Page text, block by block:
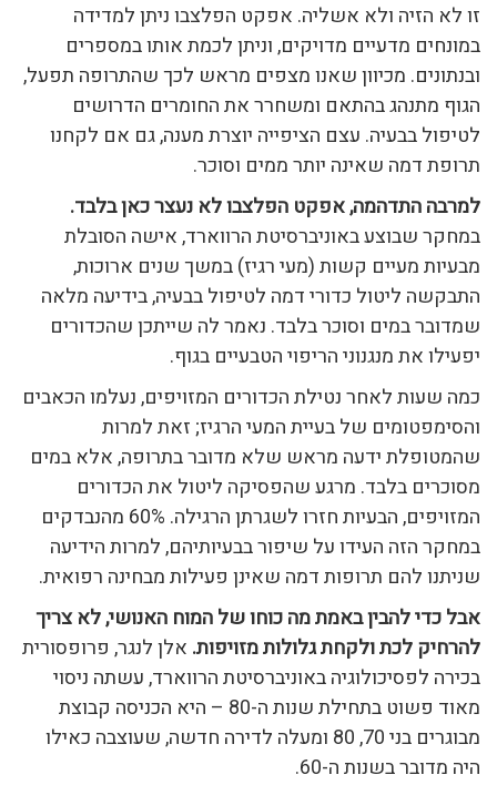
זו לא הזיה ולא אשליה. אפקט הפלצבו ניתן למדידה
במונחים מדעיים מדויקים, וניתן לכמת אותו במספרים
ובנתונים. מכיוון שאנו מצפים מראש לכך שהתרופה תפעל,
הגוף מתנהג בהתאם ומשחרר את החומרים הדרושים
לטיפול בבעיה. עצם הציפייה יוצרת מענה, גם אם לקחנו
תרופת דמה שאינה יותר ממים וסוכר.
למרבה התדהמה, אפקט הפלצבו לא נעצר כאן בלבד.
במחקר שבוצע באוניברסיטת הרווארד, אישה הסובלת
מבעיות מעיים קשות (מעי רגיז) במשך שנים ארוכות,
התבקשה ליטול כדורי דמה לטיפול בבעיה, בידיעה מלאה
שמדובר במים וסוכר בלבד. נאמר לה שייתכן שהכדורים
יפעילו את מנגנוני הריפוי הטבעיים בגוף.
כמה שעות לאחר נטילת הכדורים המזויפים, נעלמו הכאבים
והסימפטומים של בעיית המעי הרגיז; זאת למרות
שהמטופלת ידעה מראש שלא מדובר בתרופה, אלא במים
מסוכרים בלבד. מרגע שהפסיקה ליטול את הכדורים
המזויפים, הבעיות חזרו לשגרתן הרגילה. 60% מהנבדקים
במחקר הזה העידו על שיפור בבעיותיהם, למרות הידיעה
שניתנו להם תרופות דמה שאינן פעילות מבחינה רפואית.
אבל כדי להבין באמת מה כוחו של המוח האנושי, לא צריך
להרחיק לכת ולקחת גלולות מזויפות. אלן לנגר, פרופסורית
בכירה לפסיכולוגיה באוניברסיטת הרווארד, עשתה ניסוי
מאוד פשוט בתחילת שנות ה-80 – היא הכניסה קבוצת
מבוגרים בני 70, 80 ומעלה לדירה חדשה, שעוצבה כאילו
היה מדובר בשנות ה-60.